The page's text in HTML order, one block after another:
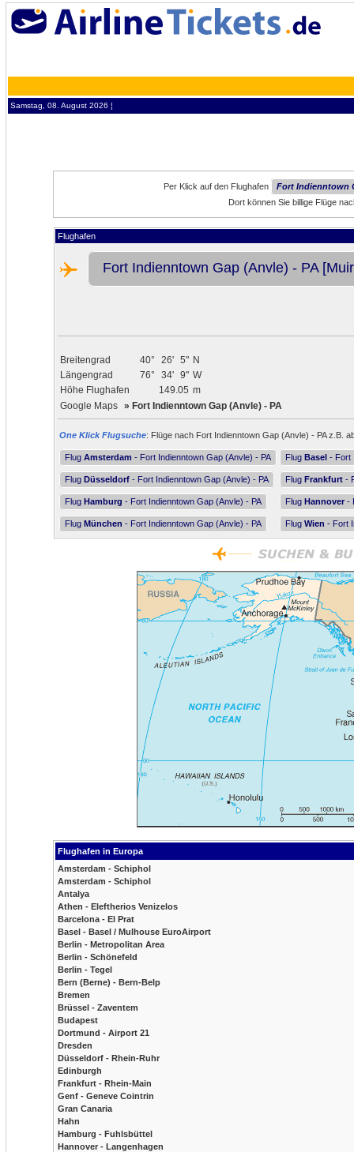
Samstag, 08. August 2026 ¦
Per Klick auf den Flughafen
Fort Indienntown
Dort können Sie billige Flüge
Flughafen
Fort Indienntown Gap (Anvle) - PA
Breitengrad 40° 26' 5" N
Längengrad
76° 34' 9" W
Höhe Flughafen
149.05 m
Google Maps » Fort Indienntown Gap (Anvle) - PA
One Klick Flugsuche: Flüge nach Fort Indienntown Gap (Anvle) - PA z.B.
Flug Amsterdam - Fort Indienntown Gap (Anvle) - PA Flug Basel - Fort
Flug Düsseldorf - Fort Indienntown Gap (Anvle) - PA Flug Frankfurt -
Flug Hamburg - Fort Indienntown Gap (Anvle) - PA Flug Hannover -
Flug München - Fort Indienntown Gap (Anvle) - PA Flug Wien - Fort
Flughafen in Europa
Amsterdam - Schiphol
Amsterdam - Schiphol
Antalya
Athen - Eleftherios Venizelos
Barcelona - El Prat
Basel - Basel / Mulhouse EuroAirport
Berlin - Metropolitan Area
Berlin - Schönefeld
Berlin - Tegel
Bern (Berne) - Bern-Belp
Bremen
Brüssel - Zaventem
Budapest
Dortmund - Airport 21
Dresden
Düsseldorf - Rhein-Ruhr
Edinburgh
Frankfurt - Rhein-Main
Genf - Geneve Cointrin
Gran Canaria
Hahn
Hamburg - Fuhlsbüttel
Hannover - Langenhagen